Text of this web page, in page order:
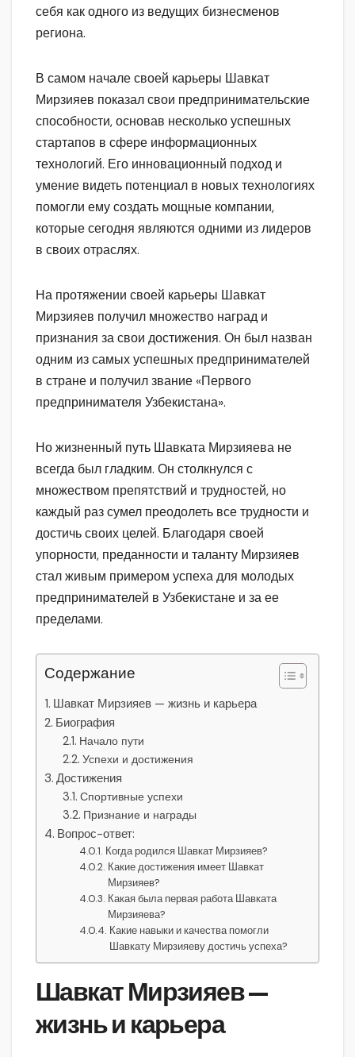
себя как одного из ведущих бизнесменов
региона.
В самом начале своей карьеры Шавкат
Мирзияев показал свои предпринимательские
способности, основав несколько успешных
стартапов в сфере информационных
технологий. Его инновационный подход и
умение видеть потенциал в новых технологиях
помогли ему создать мощные компании,
которые сегодня являются одними из лидеров
в своих отраслях.
На протяжении своей карьеры Шавкат
Мирзияев получил множество наград и
признания за свои достижения. Он был назван
одним из самых успешных предпринимателей
в стране и получил звание «Первого
предпринимателя Узбекистана».
Но жизненный путь Шавката Мирзияева не
всегда был гладким. Он столкнулся с
множеством препятствий и трудностей, но
каждый раз сумел преодолеть все трудности и
достичь своих целей. Благодаря своей
упорности, преданности и таланту Мирзияев
стал живым примером успеха для молодых
предпринимателей в Узбекистане и за ее
пределами.
Содержание
Шавкат Мирзияев — жизнь и карьера
Биография
Начало пути
Успехи и достижения
Достижения
Спортивные успехи
Признание и награды
Вопрос-ответ:
Когда родился Шавкат Мирзияев?
Какие достижения имеет Шавкат
Мирзияев?
Какая была первая работа Шавката
Мирзияева?
Какие навыки и качества помогли
Шавкату Мирзияеву достичь успеха?
Шавкат Мирзияев —
жизнь и карьера